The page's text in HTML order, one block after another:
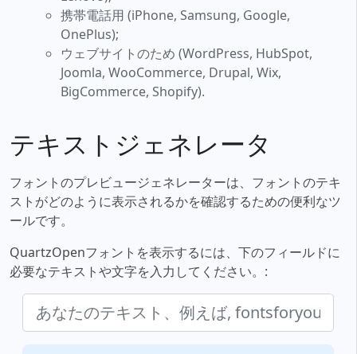
携帯電話用 (iPhone, Samsung, Google,
OnePlus);
ウェブサイトのため (WordPress, HubSpot,
Joomla, WooCommerce, Drupal, Wix,
BigCommerce, Shopify).
テキストジェネレータ
フォントのプレビュージェネレーターは、フォントのテキ
ストがどのように表示されるかを確認するための便利なツ
ールです。
QuartzOpenフォントを表示するには、下のフィールドに
必要なテキストや文字を入力してください。: